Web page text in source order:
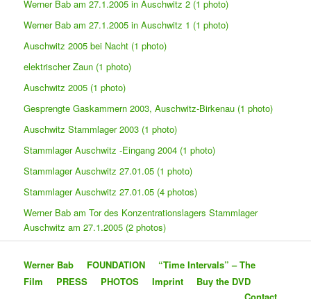
Werner Bab am 27.1.2005 in Auschwitz 2 (1 photo)
Werner Bab am 27.1.2005 in Auschwitz 1 (1 photo)
Auschwitz 2005 bei Nacht (1 photo)
elektrischer Zaun (1 photo)
Auschwitz 2005 (1 photo)
Gesprengte Gaskammern 2003, Auschwitz-Birkenau (1 photo)
Auschwitz Stammlager 2003 (1 photo)
Stammlager Auschwitz -Eingang 2004 (1 photo)
Stammlager Auschwitz 27.01.05 (1 photo)
Stammlager Auschwitz 27.01.05 (4 photos)
Werner Bab am Tor des Konzentrationslagers Stammlager
Auschwitz am 27.1.2005 (2 photos)
Werner Bab FOUNDATION
“Time Intervals” – The
Film
PRESS PHOTOS Imprint
Buy the DVD